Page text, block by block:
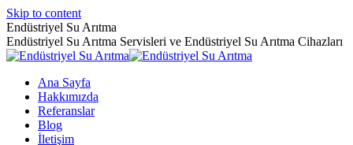
Skip to content
Endüstriyel Su Arıtma
Endüstriyel Su Arıtma Servisleri ve Endüstriyel Su Arıtma Cihazları
Ana Sayfa
Hakkımızda
Referanslar
Blog
İletişim